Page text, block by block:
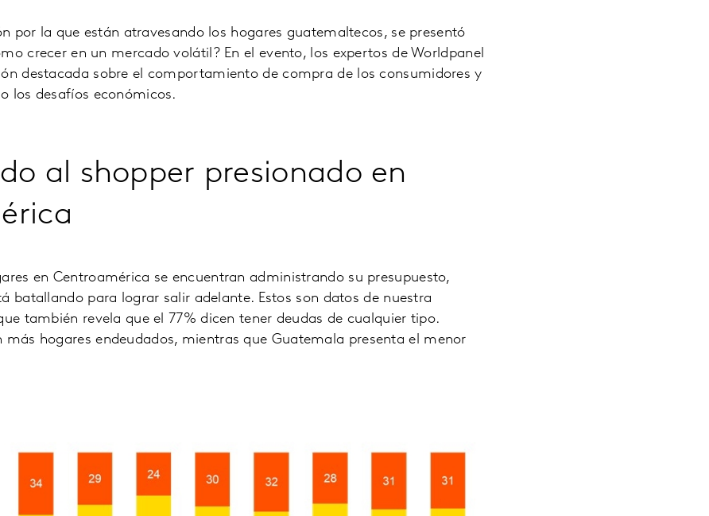
por la que están atravesando los hogares guatemaltecos, se presentó
crecer en un mercado volátil? En el evento, los expertos de Worldpanel
destacada sobre el comportamiento de compra de los consumidores y
los desafíos económicos.
al shopper presionado en
en Centroamérica se encuentran administrando su presupuesto,
batallando para lograr salir adelante. Estos son datos de nuestra
también revela que el 77% dicen tener deudas de cualquier tipo.
más hogares endeudados, mientras que Guatemala presenta el menor